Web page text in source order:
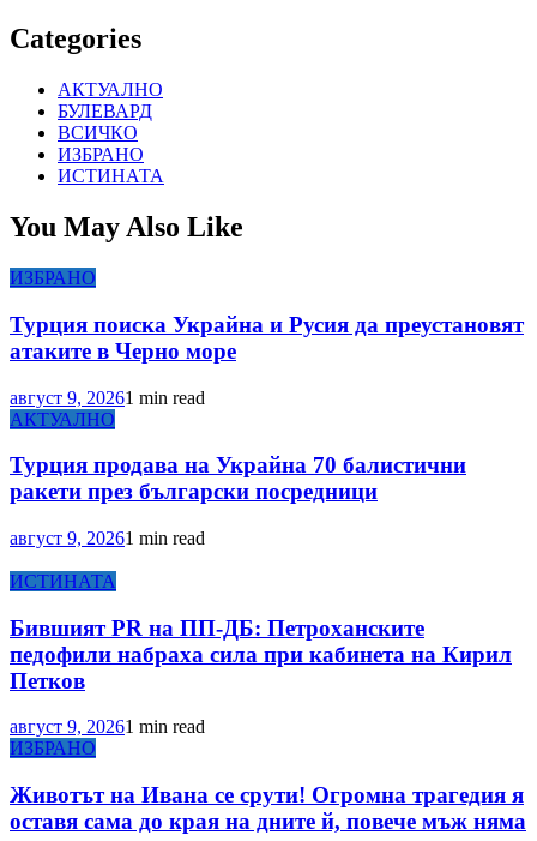
Categories
АКТУАЛНО
БУЛЕВАРД
ВСИЧКО
ИЗБРАНО
ИСТИНАТА
You May Also Like
ИЗБРАНО
Турция поиска Украйна и Русия да преустановят
атаките в Черно море
август 9, 20261 min read
АКТУАЛНО
Турция продава на Украйна 70 балистични
ракети през български посредници
август 9, 20261 min read
ИСТИНАТА
Бившият PR на ПП-ДБ: Петроханските
педофили набраха сила при кабинета на Кирил
Петков
август 9, 20261 min read
ИЗБРАНО
Животът на Ивана се срути! Огромна трагедия я
оставя сама до края на дните й, повече мъж няма